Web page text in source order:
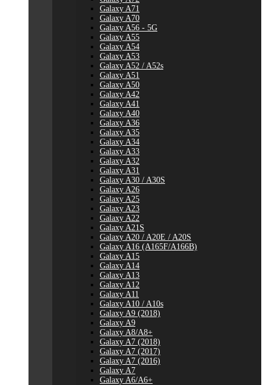
Galaxy A71
Galaxy A70
Galaxy A56 - 5G
Galaxy A55
Galaxy A54
Galaxy A53
Galaxy A52 / A52s
Galaxy A51
Galaxy A50
Galaxy A42
Galaxy A41
Galaxy A40
Galaxy A36
Galaxy A35
Galaxy A34
Galaxy A33
Galaxy A32
Galaxy A31
Galaxy A30 / A30S
Galaxy A26
Galaxy A25
Galaxy A23
Galaxy A22
Galaxy A21S
Galaxy A20 / A20E / A20S
Galaxy A16 (A165F/A166B)
Galaxy A15
Galaxy A14
Galaxy A13
Galaxy A12
Galaxy A11
Galaxy A10 / A10s
Galaxy A9 (2018)
Galaxy A9
Galaxy A8/A8+
Galaxy A7 (2018)
Galaxy A7 (2017)
Galaxy A7 (2016)
Galaxy A7
Galaxy A6/A6+